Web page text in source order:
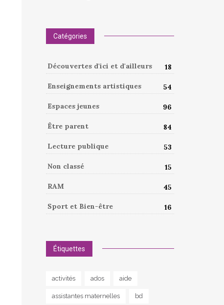
Catégories
Découvertes d'ici et d'ailleurs 18
Enseignements artistiques 54
Espaces jeunes 96
Être parent 84
Lecture publique 53
Non classé 15
RAM 45
Sport et Bien-être 16
Étiquettes
activités ados aide
assistantes maternelles bd